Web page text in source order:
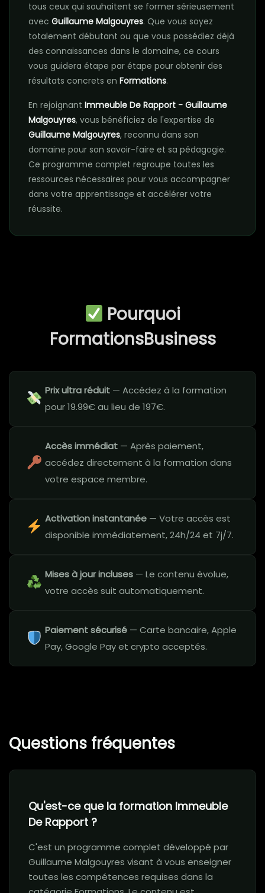
tous ceux qui souhaitent se former sérieusement
avec Guillaume Malgouyres. Que vous soyez
totalement débutant ou que vous possédiez déjà
des connaissances dans le domaine, ce cours
vous guidera étape par étape pour obtenir des
résultats concrets en Formations.
En rejoignant Immeuble De Rapport - Guillaume
Malgouyres, vous bénéficiez de l'expertise de
Guillaume Malgouyres, reconnu dans son
domaine pour son savoir-faire et sa pédagogie.
Ce programme complet regroupe toutes les
ressources nécessaires pour vous accompagner
dans votre apprentissage et accélérer votre
réussite.
Pourquoi
FormationsBusiness
Prix ultra réduit — Accédez à la formation
pour 19.99€ au lieu de 197€.
Accès immédiat — Après paiement,
accédez directement à la formation dans
votre espace membre.
Activation instantanée — Votre accès est
disponible immédiatement, 24h/24 et 7j/7.
Mises à jour incluses — Le contenu évolue,
votre accès suit automatiquement.
Paiement sécurisé — Carte bancaire, Apple
Pay, Google Pay et crypto acceptés.
Questions fréquentes
Qu'est-ce que la formation Immeuble
De Rapport ?
C'est un programme complet développé par
Guillaume Malgouyres visant à vous enseigner
toutes les compétences requises dans la